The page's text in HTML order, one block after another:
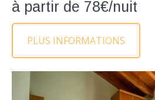
à partir de 78€/nuit
PLUS INFORMATIONS